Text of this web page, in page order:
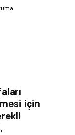
için